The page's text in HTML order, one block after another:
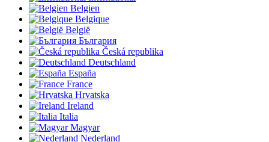
Belgien
Belgique
België
България
Česká republika
Deutschland
España
France
Hrvatska
Ireland
Italia
Magyar
Nederland